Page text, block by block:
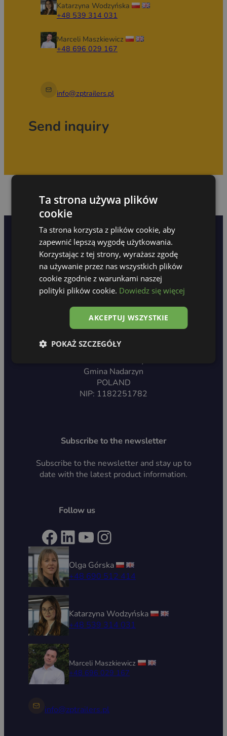
Katarzyna Wodzyńska
+48 539 314 031
Marceli Maszkiewicz
+48 696 029 167
info@zptrailers.pl
Send inquiry
Become our partnerFAQServicePrivacy policy
Made in Poland
ul. Nad utratą 12,
05-830 Szamoty
Gmina Nadarzyn
POLAND
NIP: 1182251782
Subscribe to the newsletter
Subscribe to the newsletter and stay up to
date with the latest product information.
Follow us
Facebook LinkedIn YouTube Instagram
Olga Górska
+48 690 512 414
Katarzyna Wodzyńska
+48 539 314 031
Marceli Maszkiewicz
+48 696 029 167
info@zptrailers.pl
Ta strona używa plików
cookie
Ta strona korzysta z plików cookie, aby
zapewnić lepszą wygodę użytkowania.
Korzystając z tej strony, wyrażasz zgodę
na używanie przez nas wszystkich plików
cookie zgodnie z warunkami naszej
polityki plików cookie. Dowiedz się więcej
AKCEPTUJ WSZYSTKIE
POKAŻ SZCZEGÓŁY